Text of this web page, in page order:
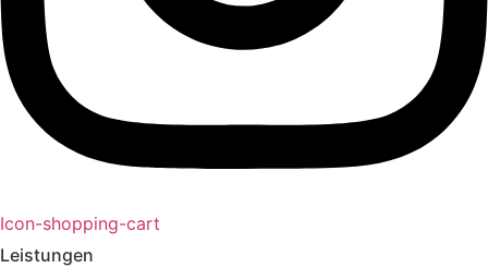
Icon-shopping-cart
Leistungen